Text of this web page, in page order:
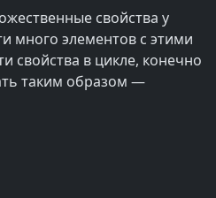
свойства у
много элементов с этими
свойства в цикле, конечно
таким образом —